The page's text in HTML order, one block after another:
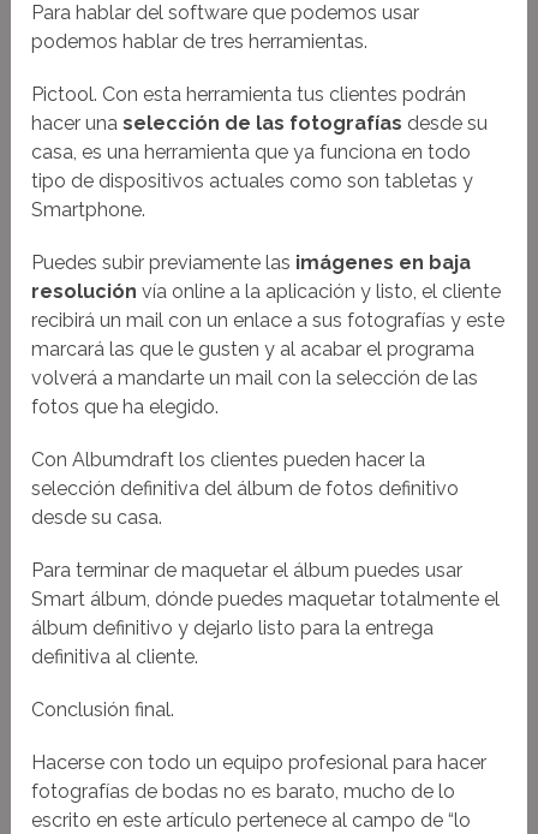
Para hablar del software que podemos usar
podemos hablar de tres herramientas.
Pictool. Con esta herramienta tus clientes podrán
hacer una selección de las fotografías desde su
casa, es una herramienta que ya funciona en todo
tipo de dispositivos actuales como son tabletas y
Smartphone.
Puedes subir previamente las imágenes en baja
resolución vía online a la aplicación y listo, el cliente
recibirá un mail con un enlace a sus fotografías y este
marcará las que le gusten y al acabar el programa
volverá a mandarte un mail con la selección de las
fotos que ha elegido.
Con Albumdraft los clientes pueden hacer la
selección definitiva del álbum de fotos definitivo
desde su casa.
Para terminar de maquetar el álbum puedes usar
Smart álbum, dónde puedes maquetar totalmente el
álbum definitivo y dejarlo listo para la entrega
definitiva al cliente.
Conclusión final.
Hacerse con todo un equipo profesional para hacer
fotografías de bodas no es barato, mucho de lo
escrito en este artículo pertenece al campo de “lo